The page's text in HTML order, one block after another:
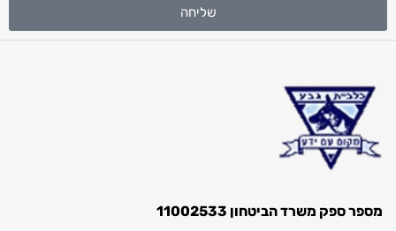
שליחה
מספר ספק משרד הביטחון 11002533